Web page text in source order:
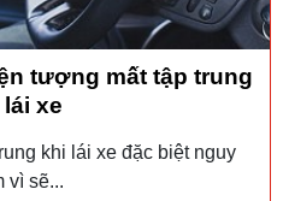
tượng mất tập trung
xe
khi lái xe đặc biệt nguy
vì sẽ...